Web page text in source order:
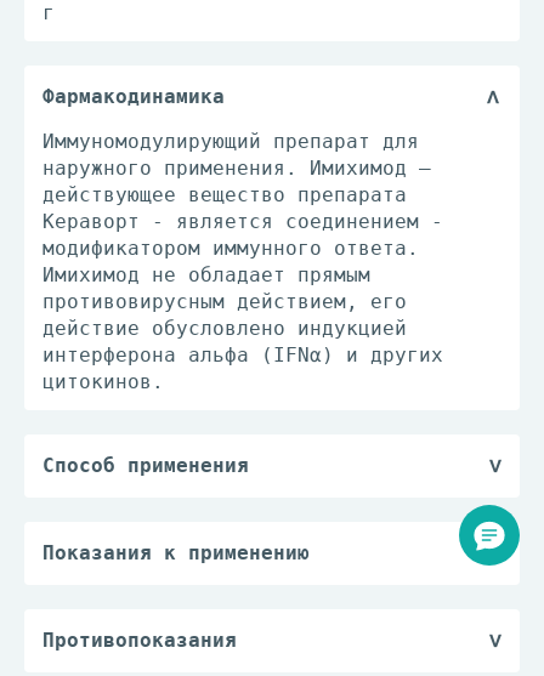
г
Фармакодинамика
Иммуномодулирующий препарат для
наружного применения. Имихимод —
действующее вещество препарата
Кераворт - является соединением -
модификатором иммунного ответа.
Имихимод не обладает прямым
противовирусным действием, его
действие обусловлено индукцией
интерферона альфа (IFNα) и других
цитокинов.
Способ применения
предварительно очищенную поверхность
пораженных участков кожи и аккуратно
втирают, до полного впитывания. Крем
внутренние поверхности. Крем Кераворт
Показания к применению
наружных половых органах или в
Противопоказания